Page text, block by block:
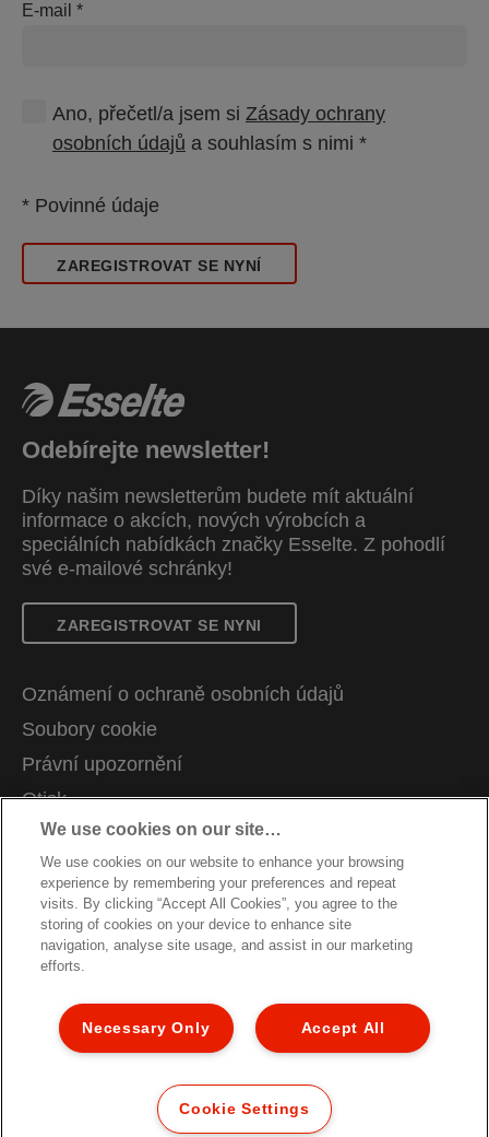
E-mail
Ano, přečetl/a jsem si Zásady ochrany
osobních údajů a souhlasím s nimi *
* Povinné údaje
ZAREGISTROVAT SE NYNÍ
Odebírejte newsletter!
Díky našim newsletterům budete mít aktuální
informace o akcích, nových výrobcích a
speciálních nabídkách značky Esselte. Z pohodlí
své e-mailové schránky!
ZAREGISTROVAT SE NYNI
Oznámení o ochraně osobních údajů
Soubory cookie
Právní upozornění
Otisk
Správa mých dat
Kariéra
Pokyny pro recyklaci obalů
Záruční podmínky
Prohlášení o shodě
Struktura stránky
Zákaznická podpora
© 2026 ACCO Brands. Všechna práva vyhrazena.
We use cookies on our site…
We use cookies on our website to enhance your browsing
experience by remembering your preferences and repeat
visits. By clicking “Accept All Cookies”, you agree to the
storing of cookies on your device to enhance site
navigation, analyse site usage, and assist in our marketing
efforts.
Accept All
Necessary Only
Cookie Settings